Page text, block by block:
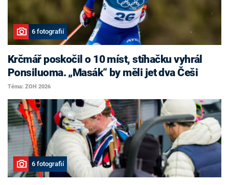
6 fotografií
Krčmář poskočil o 10 míst, stíhačku vyhrál
Ponsiluoma. „Masák“ by měli jet dva Češi
Téma: ZOH 2026
6 fotografií